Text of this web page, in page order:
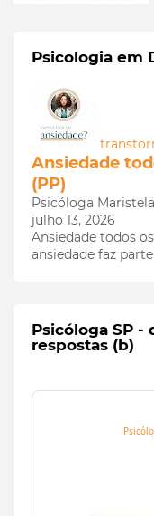
Psicologia em
Ansiedade
(PP)
Psicóloga
julho 13, 2026
Ansiedade todos
ansiedade faz
Psicóloga SP -
respostas (b)